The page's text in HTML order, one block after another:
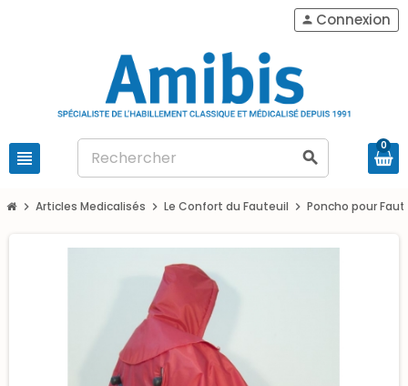
view_headline search
person Connexion
0
chevron_right Articles Medicalisés chevron_right Le Confort du Fauteuil chevron_right Poncho pour